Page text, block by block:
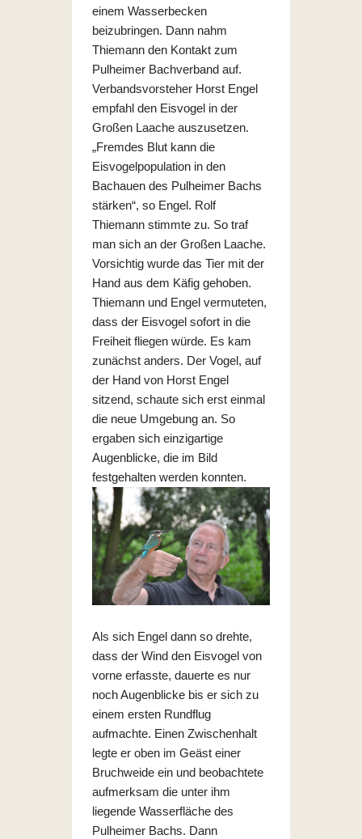
einem Wasserbecken
beizubringen. Dann nahm
Thiemann den Kontakt zum
Pulheimer Bachverband auf.
Verbandsvorsteher Horst Engel
empfahl den Eisvogel in der
Großen Laache auszusetzen.
„Fremdes Blut kann die
Eisvogelpopulation in den
Bachauen des Pulheimer Bachs
stärken“, so Engel. Rolf
Thiemann stimmte zu. So traf
man sich an der Großen Laache.
Vorsichtig wurde das Tier mit der
Hand aus dem Käfig gehoben.
Thiemann und Engel vermuteten,
dass der Eisvogel sofort in die
Freiheit fliegen würde. Es kam
zunächst anders. Der Vogel, auf
der Hand von Horst Engel
sitzend, schaute sich erst einmal
die neue Umgebung an. So
ergaben sich einzigartige
Augenblicke, die im Bild
festgehalten werden konnten.
Als sich Engel dann so drehte,
dass der Wind den Eisvogel von
vorne erfasste, dauerte es nur
noch Augenblicke bis er sich zu
einem ersten Rundflug
aufmachte. Einen Zwischenhalt
legte er oben im Geäst einer
Bruchweide ein und beobachtete
aufmerksam die unter ihm
liegende Wasserfläche des
Pulheimer Bachs. Dann